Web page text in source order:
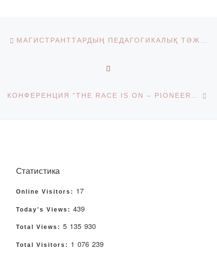
Post navigation
Статистика
Online Visitors: 17
Today's Views: 439
Total Views: 5 135 930
Total Visitors: 1 076 239